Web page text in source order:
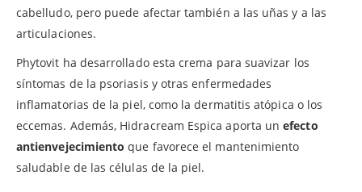
cabelludo, pero puede afectar también a las uñas y a las
articulaciones.
Phytovit ha desarrollado esta crema para suavizar los
síntomas de la psoriasis y otras enfermedades
inflamatorias de la piel, como la dermatitis atópica o los
eccemas. Además, Hidracream Espica aporta unefecto
antienvejecimiento que favorece el mantenimiento
saludable de las células de la piel.